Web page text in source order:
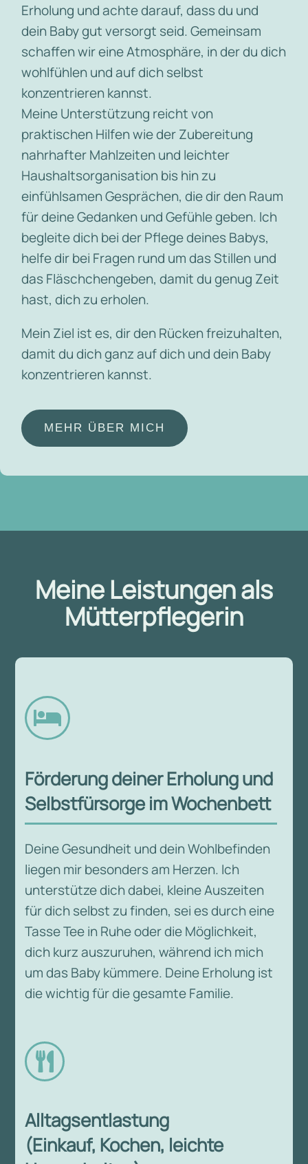
Erholung und achte darauf, dass du und
dein Baby gut versorgt seid. Gemeinsam
schaffen wir eine Atmosphäre, in der du dich
wohlfühlen und auf dich selbst
konzentrieren kannst.
Meine Unterstützung reicht von
praktischen Hilfen wie der Zubereitung
nahrhafter Mahlzeiten und leichter
Haushaltsorganisation bis hin zu
einfühlsamen Gesprächen, die dir den Raum
für deine Gedanken und Gefühle geben. Ich
begleite dich bei der Pflege deines Babys,
helfe dir bei Fragen rund um das Stillen und
das Fläschchengeben, damit du genug Zeit
hast, dich zu erholen.
Mein Ziel ist es, dir den Rücken freizuhalten,
damit du dich ganz auf dich und dein Baby
konzentrieren kannst.
MEHR ÜBER MICH
Meine Leistungen als
Mütterpflegerin

Förderung deiner Erholung und
Selbstfürsorge im Wochenbett
Deine Gesundheit und dein Wohlbefinden
liegen mir besonders am Herzen. Ich
unterstütze dich dabei, kleine Auszeiten
für dich selbst zu finden, sei es durch eine
Tasse Tee in Ruhe oder die Möglichkeit,
dich kurz auszuruhen, während ich mich
um das Baby kümmere. Deine Erholung ist
die wichtig für die gesamte Familie.

Alltagsentlastung
(Einkauf, Kochen, leichte